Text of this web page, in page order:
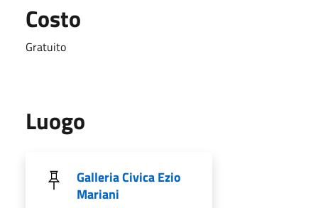
Costo
Gratuito
Luogo
Galleria Civica Ezio
Mariani